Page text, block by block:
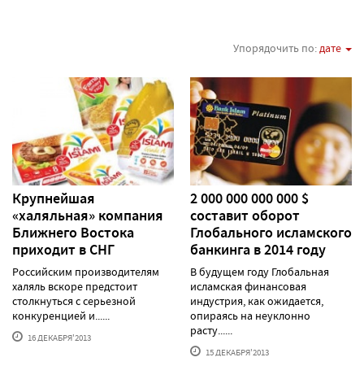
Упорядочить по:дате
Крупнейшая
«халяльная» компания
Ближнего Востока
приходит в СНГ
Российским производителям
халяль вскоре предстоит
столкнуться с серьезной
конкуренцией и......
16 ДЕКАБРЯ'2013
2 000 000 000 000 $
составит оборот
Глобального исламского
банкинга в 2014 году
В будущем году Глобальная
исламская финансовая
индустрия, как ожидается,
опираясь на неуклонно
расту......
15 ДЕКАБРЯ'2013